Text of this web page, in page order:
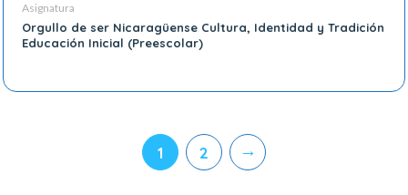
Asignatura
Orgullo de ser Nicaragüense Cultura, Identidad y Tradición
Educación Inicial (Preescolar)
1 2 →